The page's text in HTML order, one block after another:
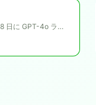
GPT-4o mini は 2024 年 7 月 18 日に GPT-4o ラインナップの一部として公開され、GPT-4o と並ぶコンパクトでコスト効率の高いモデルです。